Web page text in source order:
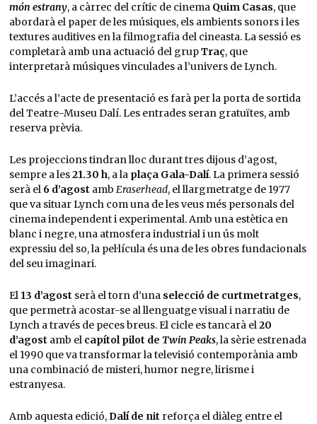
món estrany, a càrrec del crític de cinema Quim Casas, que
abordarà el paper de les músiques, els ambients sonors i les
textures auditives en la filmografia del cineasta. La sessió es
completarà amb una actuació del grupTraç, que
interpretarà músiques vinculades a l’univers de Lynch.
L’accés a l’acte de presentació es farà per la porta de sortida
del Teatre-Museu Dalí. Les entrades seran gratuïtes, amb
reserva prèvia.
Les projeccions tindran lloc durant tres dijous d’agost,
sempre a les21.30 h, a la plaça Gala-Dalí. La primera sessió
serà el 6 d’agost amb Eraserhead, el llargmetratge de 1977
que va situar Lynch com una de les veus més personals del
cinema independent i experimental. Amb una estètica en
blanc i negre, una atmosfera industrial i un ús molt
expressiu del so, la pel·lícula és una de les obres fundacionals
del seu imaginari.
El 13 d’agost serà el torn d’una selecció de curtmetratges,
que permetrà acostar-se al llenguatge visual i narratiu de
Lynch a través de peces breus. El cicle es tancarà el20
d’agost amb el capítol pilot de Twin Peaks, la sèrie estrenada
el 1990 que va transformar la televisió contemporània amb
una combinació de misteri, humor negre, lirisme i
estranyesa.
Amb aquesta edició,Dalí de nit reforça el diàleg entre el